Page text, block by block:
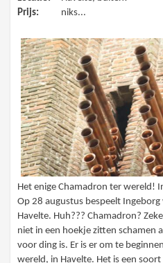
Prijs:
niks...
Het enige Chamadron ter wereld!
Op 28 augustus bespeelt
Havelte. Huh??? Chamadron?
niet in een hoekje zitten schamen
voor ding is. Er is er om te
wereld, in Havelte. Het is een